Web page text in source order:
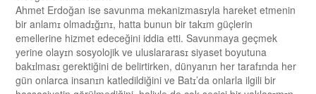
Ahmet Erdoğan ise savunma mekanizmasɪyla hareket etmenin
bir anlamɪ olmadɪğɪnɪ, hatta bunun bir takɪm güçlerin
emellerine hizmet edeceğini iddia etti. Savunmaya geçmek
yerine olayɪn sosyolojik ve uluslararasɪ siyaset boyutuna
bakɪlmasɪ gerektiğini de belirtirken, dünyanɪn her tarafɪnda her
gün onlarca insanɪn katledildiğini ve Batɪ’da onlarla ilgili bir